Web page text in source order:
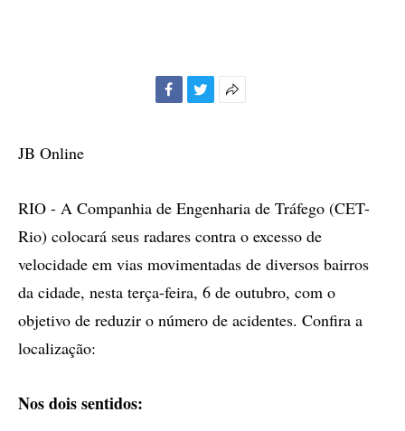
JB Online
RIO - A Companhia de Engenharia de Tráfego (CET-
Rio) colocará seus radares contra o excesso de
velocidade em vias movimentadas de diversos bairros
da cidade, nesta terça-feira, 6 de outubro, com o
objetivo de reduzir o número de acidentes. Confira a
localização:
Nos dois sentidos: